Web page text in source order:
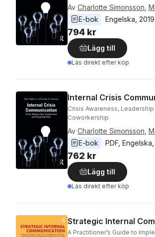
Av Charlotte Simonsson
E-bok
Engelska 2019
794 kr
Lägg till
Läs direkt efter köp
Internal Crisis
Crisis Awareness, Leadership
Coworkership
Av Charlotte Simonsson
E-bok
PDF Engelska
762 kr
Lägg till
Läs direkt efter köp
Strategic Internal
A Practitioner’s Guide to